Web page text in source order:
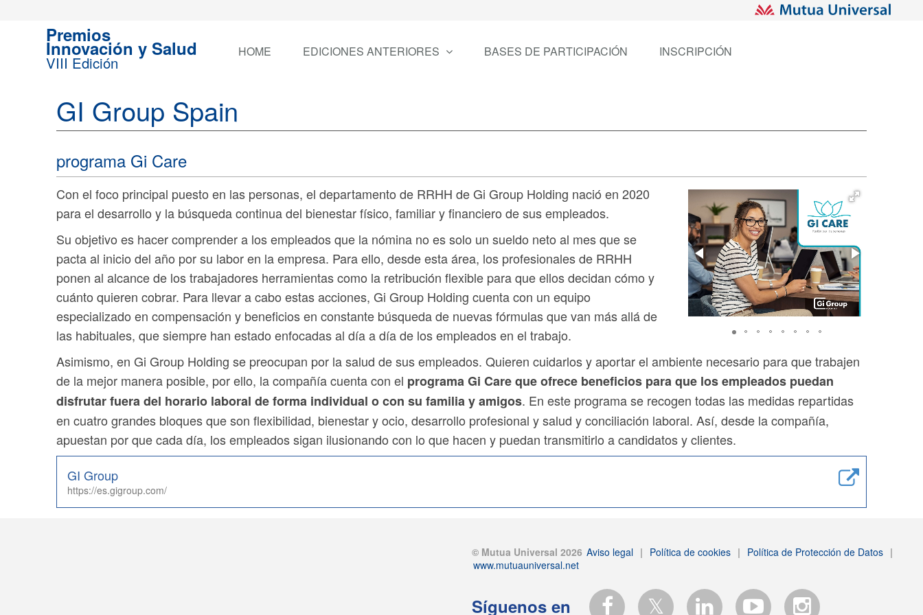
Premios
Innovación y Salud
VIII Edición
HOME EDICIONES ANTERIORES BASES DE PARTICIPACIÓN INSCRIPCIÓN
GI Group Spain
programa Gi Care
Con el foco principal puesto en las personas, el departamento de RRHH de Gi Group Holding nació en 2020
para el desarrollo y la búsqueda continua del bienestar físico, familiar y financiero de sus empleados.
Su objetivo es hacer comprender a los empleados que la nómina no es solo un sueldo neto al mes que se
pacta al inicio del año por su labor en la empresa. Para ello, desde esta área, los profesionales de RRHH
ponen al alcance de los trabajadores herramientas como la retribución flexible para que ellos decidan cómo y
cuánto quieren cobrar. Para llevar a cabo estas acciones, Gi Group Holding cuenta con un equipo
especializado en compensación y beneficios en constante búsqueda de nuevas fórmulas que van más allá de
las habituales, que siempre han estado enfocadas al día a día de los empleados en el trabajo.
Asimismo, en Gi Group Holding se preocupan por la salud de sus empleados. Quieren cuidarlos y aportar el ambiente necesario para que trabajen
de la mejor manera posible, por ello, la compañía cuenta con el programa Gi Care que ofrece beneficios para que los empleados puedan
disfrutar fuera del horario laboral de forma individual o con su familia y amigos. En este programa se recogen todas las medidas repartidas
en cuatro grandes bloques que son flexibilidad, bienestar y ocio, desarrollo profesional y salud y conciliación laboral. Así, desde la compañía,
apuestan por que cada día, los empleados sigan ilusionando con lo que hacen y puedan transmitirlo a candidatos y clientes.
GI Group
https://es.gigroup.com/
© Mutua Universal 2026 Aviso legal | Política de cookies | Política de Protección de Datos |
www.mutuauniversal.net
Síguenos en 𝕏